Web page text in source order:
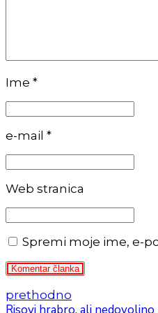
Ime *
e-mail *
Web stranica
Spremi moje ime, e-
Komentar članka
prethodno